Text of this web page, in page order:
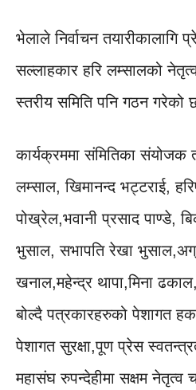
भेलाले निर्वाचन तयारीकालागि
सल्लाहकार हरि लम्सालको
स्तरीय समिति पनि गठन गरेको
कार्यक्रममा संमितिका संयोजक
लम्साल, खिमानन्द भट्टराई,
पोख्रेल,भवानी प्रसाद पाण्डे,
भुसाल, सभापति रेखा
खनाल,महेन्द्र थापा,मिना
बोल्दै पत्रकारहरुको पेशागत हक
पेशागत सुरक्षा,पूण प्रेस
महासंघ रुपन्देहीमा सक्षम नेतृत्व